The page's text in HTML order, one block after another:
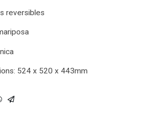
reversibles
524 x 520 x 443mm